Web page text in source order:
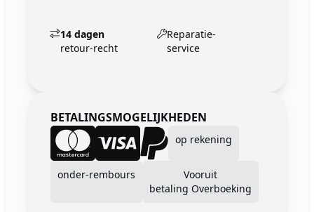
14 dagen
retour-recht
Reparatie-
service
BETALINGSMOGELIJKHEDEN
op rekening
onder-rembours
Vooruit
betaling Overboeking